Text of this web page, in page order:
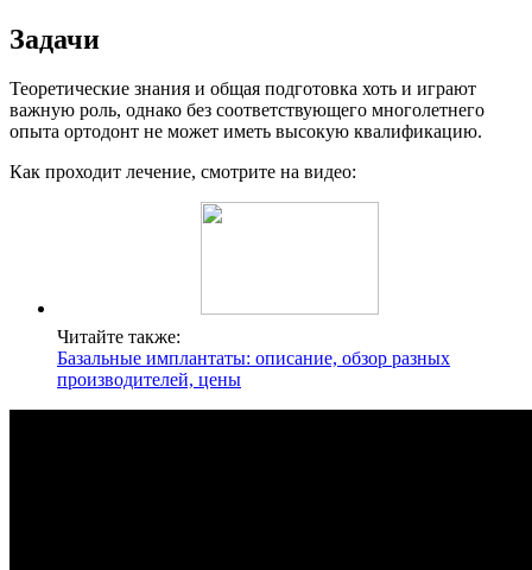
Задачи
Теоретические знания и общая подготовка хоть и играют
важную роль, однако без соответствующего многолетнего
опыта ортодонт не может иметь высокую квалификацию.
Как проходит лечение, смотрите на видео:
Читайте также:
Базальные имплантаты: описание, обзор разных
производителей, цены